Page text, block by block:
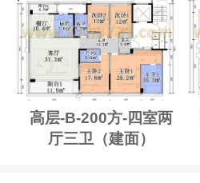
高层-B-200方-四室两
厅三卫（建面）